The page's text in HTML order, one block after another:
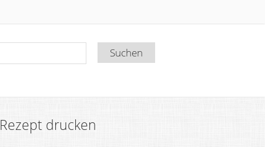
Rezept drucken